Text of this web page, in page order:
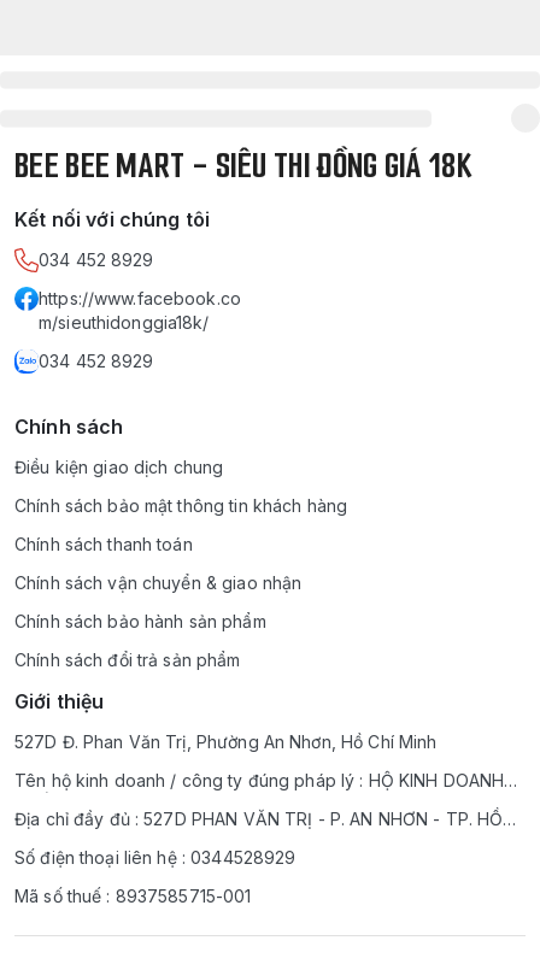
BEE BEE MART - SIÊU THI ĐỒNG GIÁ 18K
Kết nối với chúng tôi
034 452 8929
https://www.facebook.co
m/sieuthidonggia18k/
034 452 8929
Chính sách
Điều kiện giao dịch chung
Chính sách bảo mật thông tin khách hàng
Chính sách thanh toán
Chính sách vận chuyển & giao nhận
Chính sách bảo hành sản phẩm
Chính sách đổi trả sản phẩm
Giới thiệu
527D Đ. Phan Văn Trị, Phường An Nhơn, Hồ Chí Minh
Tên hộ kinh doanh / công ty đúng pháp lý : HỘ KINH DOANH
THẾ GIỚi HOT TREND BEE BEE MART 18K
Địa chỉ đầy đủ : 527D PHAN VĂN TRỊ - P. AN NHƠN - TP. HỒ
Số điện thoại liên hệ : 0344528929
Mã số thuế : 8937585715-001